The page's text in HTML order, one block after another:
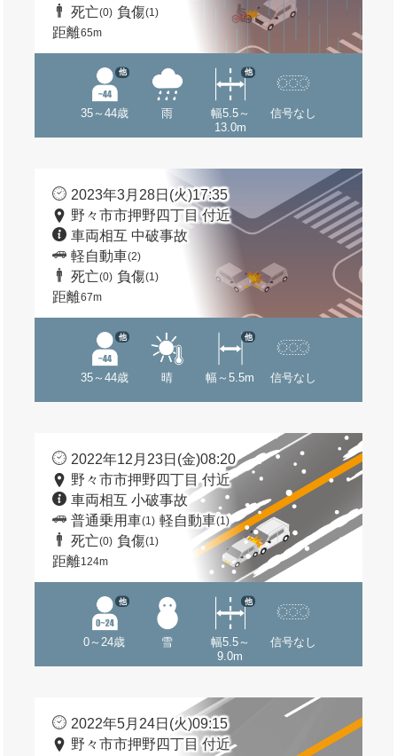
死亡(0) 負傷(1)
距離65m
35～44歳
他
雨
幅5.5～
13.0m
他
信号なし
2023年3月28日(火)17:35
野々市市押野四丁目 付近
車両相互 中破事故
軽自動車(2)
死亡(0) 負傷(1)
距離67m
35～44歳
他
晴 幅～5.5m
他
信号なし
2022年12月23日(金)08:20
野々市市押野四丁目 付近
車両相互 小破事故
普通乗用車(1) 軽自動車(1)
死亡(0) 負傷(1)
距離124m
0～24歳
他
雪
幅5.5～
9.0m
他
信号なし
2022年5月24日(火)09:15
野々市市押野四丁目 付近